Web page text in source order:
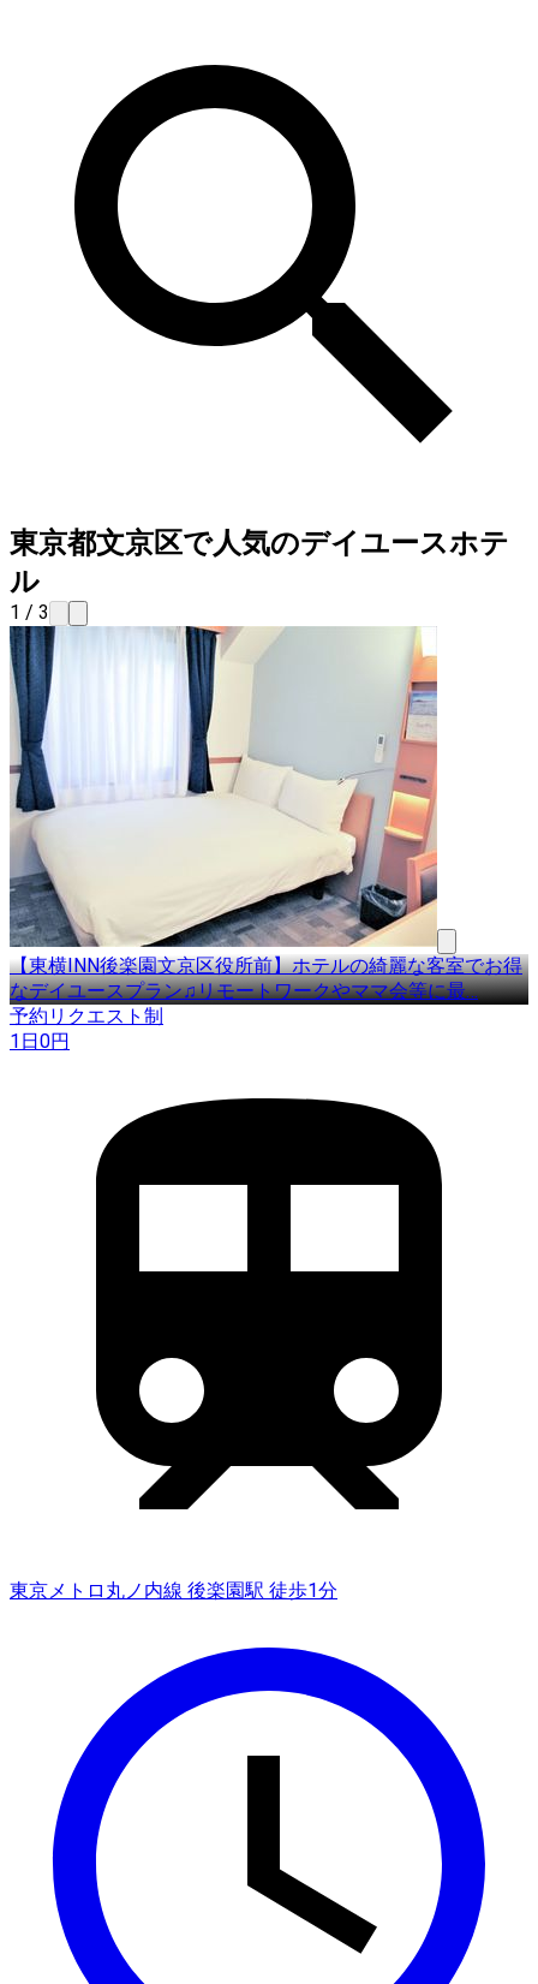
東京都文京区で人気のデイユースホテ
ル
1 / 3
【東横INN後楽園文京区役所前】ホテルの綺麗な客室でお得
なデイユースプラン♫リモートワークやママ会等に最…
予約リクエスト制
1日0円
東京メトロ丸ノ内線 後楽園駅 徒歩1分